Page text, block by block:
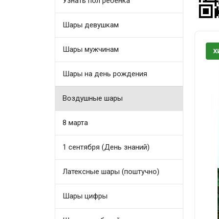
Шары девушкам
Шары мужчинам
Шары на день рождения
Воздушные шары
8 марта
1 сентября (День знаний)
Латексные шары (поштучно)
Шары цифры